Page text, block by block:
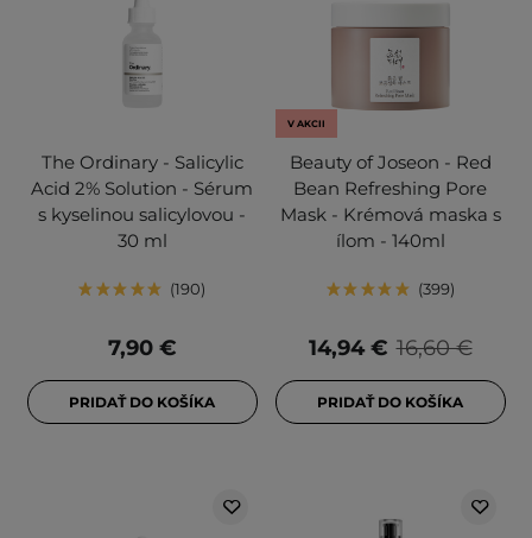
The Ordinary - Salicylic
Acid 2% Solution - Sérum
s kyselinou salicylovou -
30 ml
190
7,90 €
PRIDAŤ DO KOŠÍKA
V AKCII
Beauty of Joseon - Red
Bean Refreshing Pore
Mask - Krémová maska s
ílom - 140ml
399
16,60 €
14,94 €
PRIDAŤ DO KOŠÍKA